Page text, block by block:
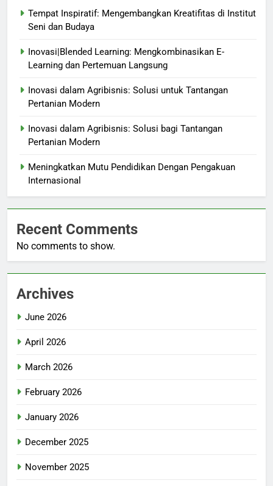
Tempat Inspiratif: Mengembangkan Kreatifitas di Institut
Seni dan Budaya
Inovasi|Blended Learning: Mengkombinasikan E-
Learning dan Pertemuan Langsung
Inovasi dalam Agribisnis: Solusi untuk Tantangan
Pertanian Modern
Inovasi dalam Agribisnis: Solusi bagi Tantangan
Pertanian Modern
Meningkatkan Mutu Pendidikan Dengan Pengakuan
Internasional
Recent Comments
No comments to show.
Archives
June 2026
April 2026
March 2026
February 2026
January 2026
December 2025
November 2025